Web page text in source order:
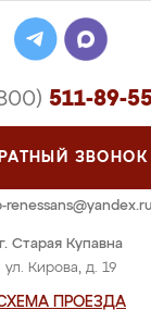
г. Старая Купавна
ул. Кирова, д. 19
ПРОЕЗДА
511-89-
ЗВОНОК
renessans@yandex.ru